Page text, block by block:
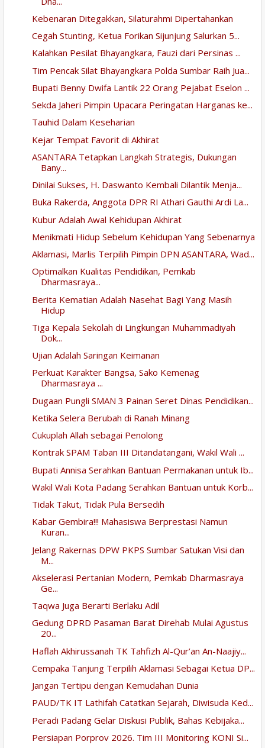
Kebenaran Ditegakkan, Silaturahmi Dipertahankan
Cegah Stunting, Ketua Forikan Sijunjung Salurkan 5...
Kalahkan Pesilat Bhayangkara, Fauzi dari Persinas ...
Tim Pencak Silat Bhayangkara Polda Sumbar Raih Jua...
Bupati Benny Dwifa Lantik 22 Orang Pejabat Eselon ...
Sekda Jaheri Pimpin Upacara Peringatan Harganas ke...
Tauhid Dalam Keseharian
Kejar Tempat Favorit di Akhirat
ASANTARA Tetapkan Langkah Strategis, Dukungan
Bany...
Dinilai Sukses, H. Daswanto Kembali Dilantik Menja...
Buka Rakerda, Anggota DPR RI Athari Gauthi Ardi La...
Kubur Adalah Awal Kehidupan Akhirat
Menikmati Hidup Sebelum Kehidupan Yang Sebenarnya
Aklamasi, Marlis Terpilih Pimpin DPN ASANTARA, Wad...
Optimalkan Kualitas Pendidikan, Pemkab
Dharmasraya...
Berita Kematian Adalah Nasehat Bagi Yang Masih
Hidup
Tiga Kepala Sekolah di Lingkungan Muhammadiyah
Dok...
Ujian Adalah Saringan Keimanan
Perkuat Karakter Bangsa, Sako Kemenag
Dharmasraya ...
Dugaan Pungli SMAN 3 Painan Seret Dinas Pendidikan...
Ketika Selera Berubah di Ranah Minang
Cukuplah Allah sebagai Penolong
Kontrak SPAM Taban III Ditandatangani, Wakil Wali ...
Bupati Annisa Serahkan Bantuan Permakanan untuk Ib...
Wakil Wali Kota Padang Serahkan Bantuan untuk Korb...
Tidak Takut, Tidak Pula Bersedih
Kabar Gembira!!! Mahasiswa Berprestasi Namun
Kuran...
Jelang Rakernas DPW PKPS Sumbar Satukan Visi dan
M...
Akselerasi Pertanian Modern, Pemkab Dharmasraya
Ge...
Taqwa Juga Berarti Berlaku Adil
Gedung DPRD Pasaman Barat Direhab Mulai Agustus
20...
Haflah Akhirussanah TK Tahfizh Al-Qur’an An-Naajiy...
Cempaka Tanjung Terpilih Aklamasi Sebagai Ketua DP...
Jangan Tertipu dengan Kemudahan Dunia
PAUD/TK IT Lathifah Catatkan Sejarah, Diwisuda Ked...
Peradi Padang Gelar Diskusi Publik, Bahas Kebijaka...
Persiapan Porprov 2026. Tim III Monitoring KONI Si...